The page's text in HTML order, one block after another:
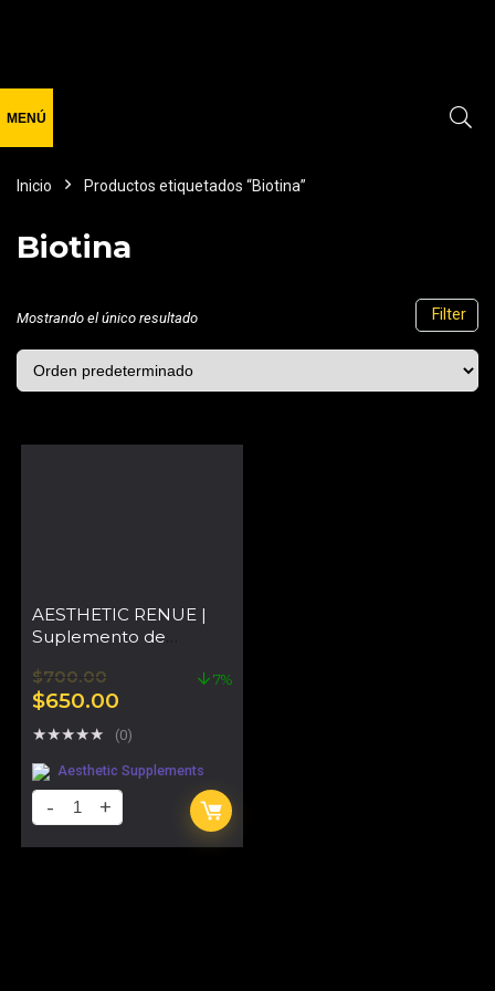
Inicio Productos etiquetados “Biotina”
Biotina
Filter
Mostrando el único resultado
AESTHETIC RENUE |
Suplemento de
Celular y Piel
$700.00
$650.00
7%
★★★★★ (0)
Aesthetic Supplements